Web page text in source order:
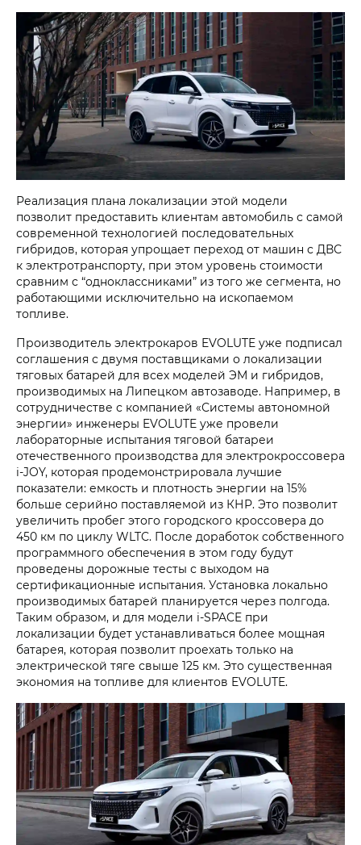
Реализация плана локализации этой модели
позволит предоставить клиентам автомобиль с самой
современной технологией последовательных
гибридов, которая упрощает переход от машин с ДВС
к электротранспорту, при этом уровень стоимости
сравним с “одноклассниками” из того же сегмента, но
работающими исключительно на ископаемом
топливе.
Производитель электрокаров EVOLUTE уже подписал
соглашения с двумя поставщиками о локализации
тяговых батарей для всех моделей ЭМ и гибридов,
производимых на Липецком автозаводе. Например, в
сотрудничестве с компанией «Системы автономной
энергии» инженеры EVOLUTE уже провели
лабораторные испытания тяговой батареи
отечественного производства для электрокроссовера
i‑JOY, которая продемонстрировала лучшие
показатели: емкость и плотность энергии на 15%
больше серийно поставляемой из КНР. Это позволит
увеличить пробег этого городского кроссовера до
450 км по циклу WLTC. После доработок собственного
программного обеспечения в этом году будут
проведены дорожные тесты с выходом на
сертификационные испытания. Установка локально
производимых батарей планируется через полгода.
Таким образом, и для модели i‑SPACE при
локализации будет устанавливаться более мощная
батарея, которая позволит проехать только на
электрической тяге свыше 125 км. Это существенная
экономия на топливе для клиентов EVOLUTE.